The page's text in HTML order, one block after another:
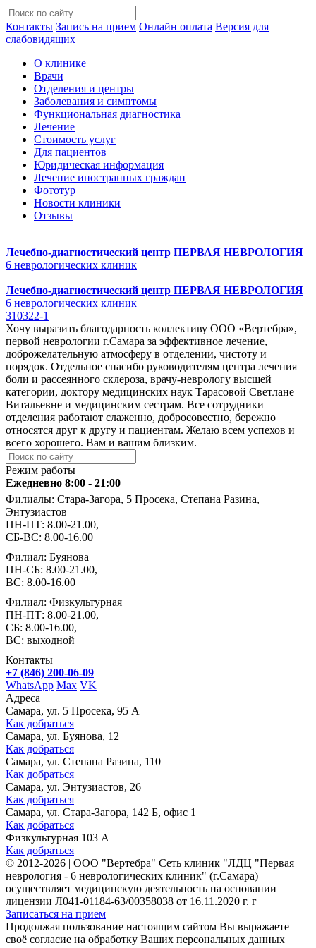
Контакты Запись на прием Онлайн оплата Версия для
слабовидящих
О клинике
Врачи
Отделения и центры
Заболевания и симптомы
Функциональная диагностика
Лечение
Стоимость услуг
Для пациентов
Юридическая информация
Лечение иностранных граждан
Фототур
Новости клиники
Отзывы
Лечебно-диагностический центр ПЕРВАЯ НЕВРОЛОГИЯ
6 неврологических клиник
Лечебно-диагностический центр ПЕРВАЯ НЕВРОЛОГИЯ
6 неврологических клиник
310322-1
Хочу выразить благодарность коллективу ООО «Вертебра»,
первой неврологии г.Самара за эффективное лечение,
доброжелательную атмосферу в отделении, чистоту и
порядок. Отдельное спасибо руководителям центра лечения
боли и рассеянного склероза, врачу-неврологу высшей
категории, доктору медицинских наук Тарасовой Светлане
Витальевне и медицинским сестрам. Все сотрудники
отделения работают слаженно, добросовестно, бережно
относятся друг к другу и пациентам. Желаю всем успехов и
всего хорошего. Вам и вашим близким.
Режим работы
Ежедневно 8:00 - 21:00
Филиалы: Стара-Загора, 5 Просека, Степана Разина,
Энтузиастов
ПН-ПТ: 8.00-21.00,
СБ-ВС: 8.00-16.00
Филиал: Буянова
ПН-СБ: 8.00-21.00,
ВС: 8.00-16.00
Филиал: Физкультурная
ПН-ПТ: 8.00-21.00,
СБ: 8.00-16.00,
ВС: выходной
Контакты
+7 (846) 200-06-09
WhatsApp Max VK
Адреса
Самара, ул. 5 Просека, 95 А
Как добраться
Самара, ул. Буянова, 12
Как добраться
Самара, ул. Степана Разина, 110
Как добраться
Самара, ул. Энтузиастов, 26
Как добраться
Самара, ул. Стара-Загора, 142 Б, офис 1
Как добраться
Физкультурная 103 А
Как добраться
© 2012-2026 | ООО "Вертебра" Сеть клиник "ЛДЦ "Первая
неврология - 6 неврологических клиник" (г.Самара)
осуществляет медицинскую деятельность на основании
лицензии Л041-01184-63/00358038 от 16.11.2020 г. г
Записаться на прием
Продолжая пользование настоящим сайтом Вы выражаете
своё согласие на обработку Ваших персональных данных